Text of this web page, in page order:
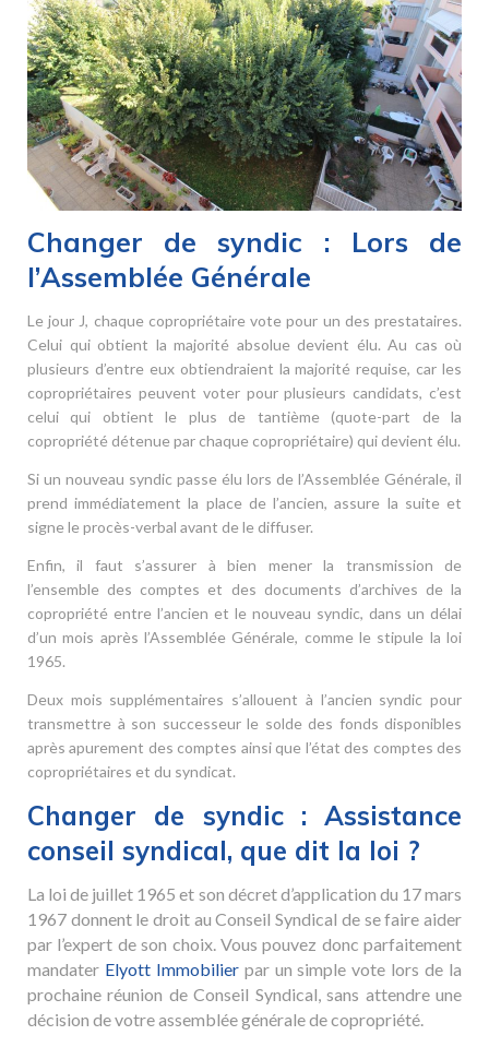
Changer de syndic : Lors de
l’Assemblée Générale
Le jour J, chaque copropriétaire vote pour un des prestataires.
Celui qui obtient la majorité absolue devient élu. Au cas où
plusieurs d’entre eux obtiendraient la majorité requise, car les
copropriétaires peuvent voter pour plusieurs candidats, c’est
celui qui obtient le plus de tantième (quote-part de la
copropriété détenue par chaque copropriétaire) qui devient élu.
Si un nouveau syndic passe élu lors de l’Assemblée Générale, il
prend immédiatement la place de l’ancien, assure la suite et
signe le procès-verbal avant de le diffuser.
Enfin, il faut s’assurer à bien mener la transmission de
l’ensemble des comptes et des documents d’archives de la
copropriété entre l’ancien et le nouveau syndic, dans un délai
d’un mois après l’Assemblée Générale, comme le stipule la loi
1965.
Deux mois supplémentaires s’allouent à l’ancien syndic pour
transmettre à son successeur le solde des fonds disponibles
après apurement des comptes ainsi que l’état des comptes des
copropriétaires et du syndicat.
Changer de syndic : Assistance
conseil syndical, que dit la loi ?
La loi de juillet 1965 et son décret d’application du 17 mars
1967 donnent le droit au Conseil Syndical de se faire aider
par l’expert de son choix. Vous pouvez donc parfaitement
mandater Elyott Immobilierpar un simple vote lors de la
prochaine réunion de Conseil Syndical, sans attendre une
décision de votre assemblée générale de copropriété.